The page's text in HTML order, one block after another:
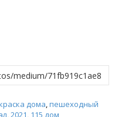
дома,пешеходный
,2021, 115 дом